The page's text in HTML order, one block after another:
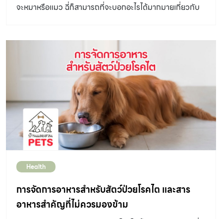
จะหมาหรือแมว ฉี่ก็สามารถที่จะบอกอะไรได้มากมายเกี่ยวกับ
Health
การจัดการอาหารสำหรับสัตว์ป่วยโรคไต และสาร
อาหารสำคัญที่ไม่ควรมองข้าม